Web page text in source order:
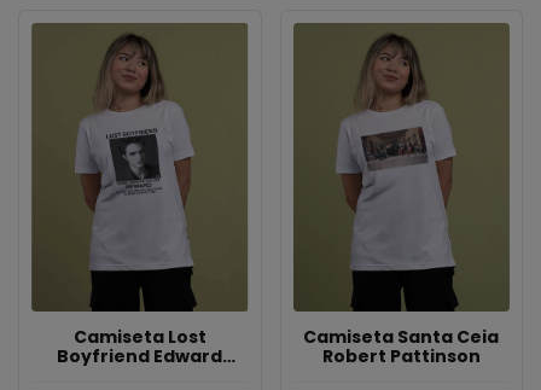
Camiseta Lost
Boyfriend Edward
Camiseta Santa Ceia
Robert Pattinson